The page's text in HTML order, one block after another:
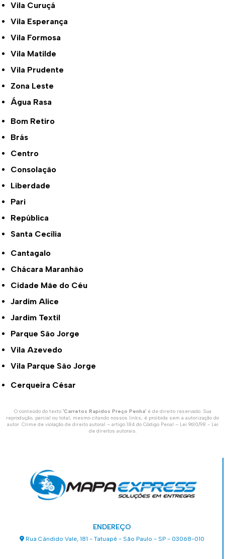
Vila Curuçá
Vila Esperança
Vila Formosa
Vila Matilde
Vila Prudente
Zona Leste
Água Rasa
Bom Retiro
Brás
Centro
Consolação
Liberdade
Pari
República
Santa Cecília
Cantagalo
Chácara Maranhão
Cidade Mãe do Céu
Jardim Alice
Jardim Textil
Parque São Jorge
Vila Azevedo
Vila Parque São Jorge
Cerqueira César
O conteúdo do texto "Carretos Rapidos Preço Penha" é de direito reservado. Sua
reprodução, parcial ou total, mesmo citando nossos links, é proibida sem a autorização do
autor. Crime de violação de direito autoral – artigo 184 do Código Penal – Lei 9610/98 - Lei
de direitos autorais.
ENDEREÇO
Rua Cândido Vale, 181 - Tatuapé - São Paulo - SP - 03068-010